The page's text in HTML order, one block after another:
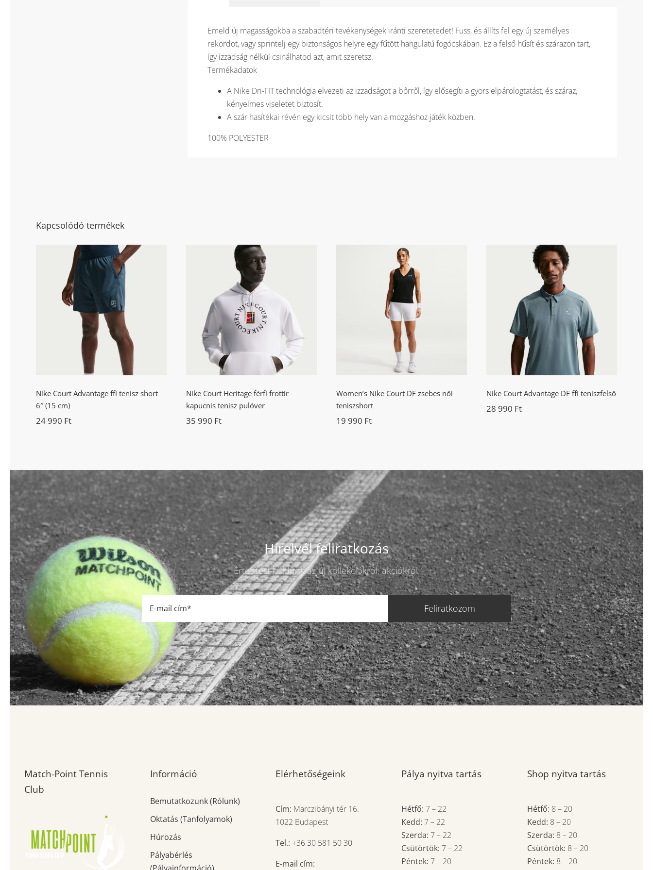
Emeld új magasságokba a szabadtéri tevékenységek iránti szeretetedet! Fuss, és állíts fel egy új személyes
rekordot, vagy sprintelj egy biztonságos helyre egy fűtött hangulatú fogócskában. Ez a felső hűsít és szárazon tart,
így izzadság nélkül csinálhatod azt, amit szeretsz.
Termékadatok
A Nike Dri-FIT technológia elvezeti az izzadságot a bőrről, így elősegíti a gyors elpárologtatást, és száraz,
kényelmes viseletet biztosít.
A szár hasítékai révén egy kicsit több hely van a mozgáshoz játék közben.
100% POLYESTER
Kapcsolódó termékek
Nike Court Advantage ffi
tenisz short 6″ (15 cm)
Nike Court Advantage ffi tenisz short
6″ (15 cm)
24 990 Ft
Nike Court Heritage férfi
frottír kapucnis tenisz
pulóver
Nike Court Heritage férfi frottír
kapucnis tenisz pulóver
35 990 Ft
Women’s Nike Court DF
zsebes női teniszshort
Women’s Nike Court DF zsebes női
teniszshort
19 990 Ft
Nike Court Advantage DF
ffi teniszfelső
Nike Court Advantage DF ffi teniszfelső
28 990 Ft
Hírelvél feliratkozás
Értesítést küldünk az új kollekciókról, akciókról.
Feliratkozom
Match-Point Tennis
Club
Információ
Bemutatkozunk (Rólunk)
Oktatás (Tanfolyamok)
Húrozás
Pályabérlés
Elérhetőségeink
Cím: Marczibányi tér 16.
1022 Budapest
Tel.: +36 30 581 50 30
E-mail cím:
Pálya nyitva tartás
Hétfő: 7– 22
Kedd: 7– 22
Szerda: 7– 22
Csütörtök: 7– 22
Péntek: 7– 20
Shop nyitva tartás
Hétfő: 8 – 20
Kedd: 8 – 20
Szerda: 8 – 20
Csütörtök: 8 – 20
Péntek: 8 – 20